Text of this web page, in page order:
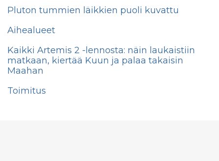
Pluton tummien läikkien puoli kuvattu
Aihealueet
Kaikki Artemis 2 -lennosta: näin laukaistiin
matkaan, kiertää Kuun ja palaa takaisin
Maahan
Toimitus